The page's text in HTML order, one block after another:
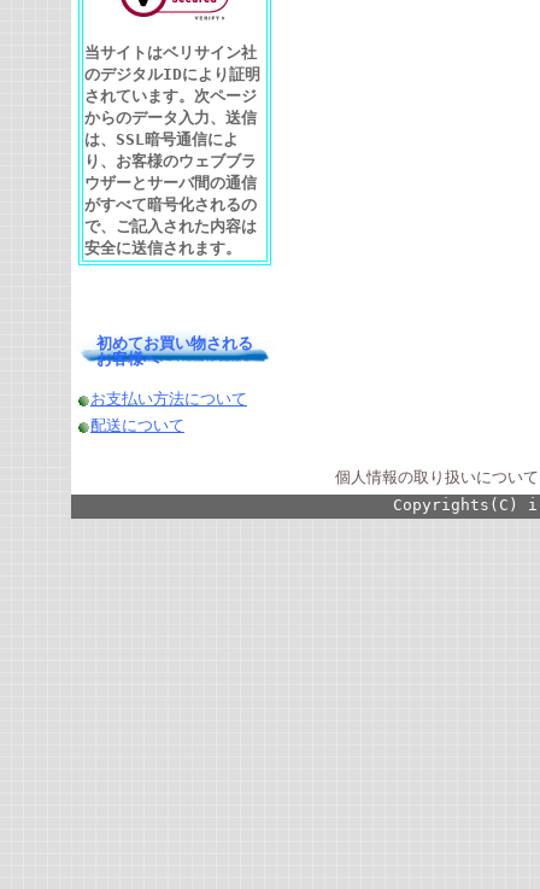
当サイトはベリサイン社
のデジタルIDにより証明
されています。次ページ
からのデータ入力、送信
は、SSL暗号通信によ
り、お客様のウェブブラ
ウザーとサーバ間の通信
がすべて暗号化されるの
で、ご記入された内容は
安全に送信されます。
初めてお買い物される
お客様へ
お支払い方法について
配送について
個人情報の取り扱いについて
Copyrights(C)